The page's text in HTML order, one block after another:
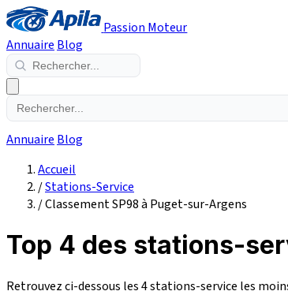
Passion Moteur
Annuaire Blog
Annuaire Blog
Accueil
/Stations-Service
/Classement SP98 à Puget-sur-Argens
Top 4 des stations-
Retrouvez ci-dessous les 4 stations-service les